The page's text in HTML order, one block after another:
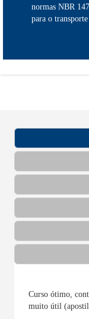
normas NBR
para o
Curso ótimo,
muito útil